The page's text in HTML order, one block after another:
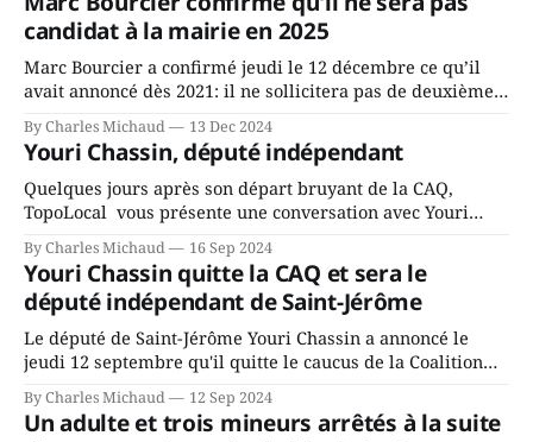
candidat à la mairie en 2025
Marc Bourcier a confirmé jeudi le 12 décembre ce qu’il
avait annoncé dès 2021: il ne sollicitera pas de deuxième
mandat à titre de maire de Saint-Jérôme. Bourcier en a
fait l’annonce en s’adressant aux employés de la ville,
rassemblés en soirée pour leur traditionnel souper
By Charles Michaud 13 Dec 2024
Youri Chassin, député indépendant
Quelques jours après son départ bruyant de la CAQ,
TopoLocal vous présente une conversation avec Youri
Chassin. Nous avons causé de sa décision. Y songeait-il
depuis longtemps? Sera-t-il candidat indépendant dans 2
ans? Joindrait-il un autre parti, par exemple les
conservateurs d’Éric Duhaime? Que lui
By Charles Michaud 16 Sep 2024
Youri Chassin quitte la CAQ et sera le
député indépendant de Saint-Jérôme
Le député de Saint-Jérôme Youri Chassin a annoncé le
jeudi 12 septembre qu'il quitte le caucus de la Coalition
Avenir Québec de François Legault parce qu'il est déçu du
gouvernement de la CAQ, surtout de son incapacité, qu'il
juge chronique, à offrir des
By Charles Michaud 12 Sep 2024
Un adulte et trois mineurs arrêtés à la suite